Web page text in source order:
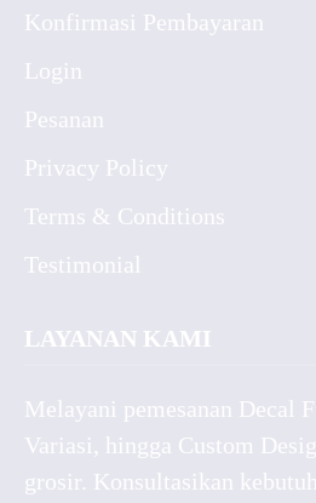
Konfirmasi Pembayaran
Login
Pesanan
Privacy Policy
Terms & Conditions
Testimonial
LAYANAN KAMI
Melayani pemesanan Decal
Variasi, hingga Custom
grosir. Konsultasikan